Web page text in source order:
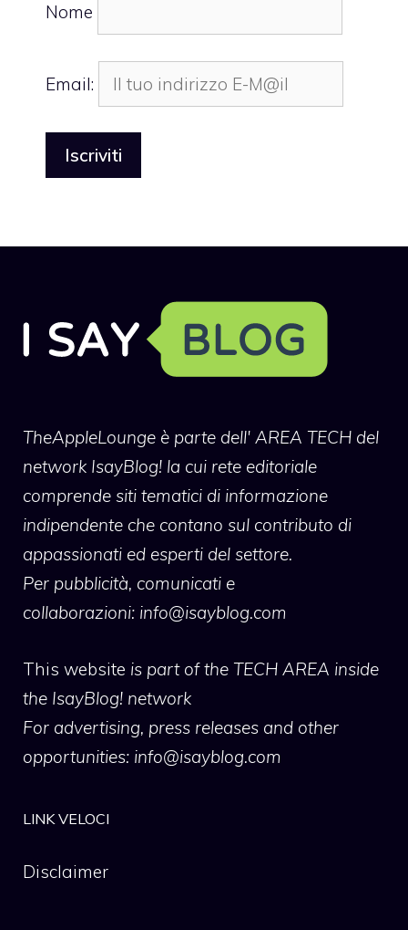
Nome
Email:
TheAppleLounge è parte dell' AREA TECH del
network IsayBlog! la cui rete editoriale
comprende siti tematici di informazione
indipendente che contano sul contributo di
appassionati ed esperti del settore.
Per pubblicità, comunicati e
collaborazioni: info@isayblog.com
This website is part of the TECH AREA inside
the IsayBlog! network
For advertising, press releases and other
opportunities: info@isayblog.com
LINK VELOCI
Disclaimer